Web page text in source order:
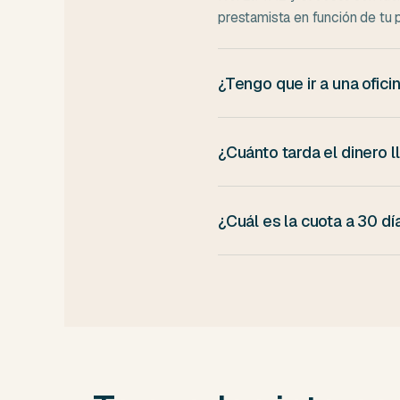
prestamista en función de tu
¿Tengo que ir a una
ninguna ciudad.
¿Cuánto tarda el dinero
en fin de semana, llega al
¿Cuál es la cuota a 30